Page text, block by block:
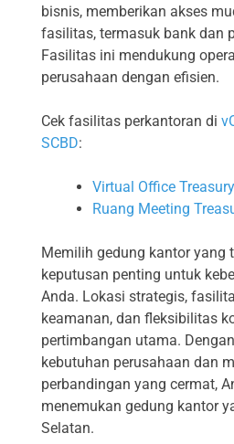
bisnis, memberikan akses
fasilitas, termasuk bank dan
Fasilitas ini mendukung
perusahaan dengan efisien.
Cek fasilitas perkantoran di
SCBD:
Virtual Office
Ruang Meeting
Memilih gedung kantor yang
keputusan penting untuk
Anda. Lokasi strategis,
keamanan, dan fleksibilitas
pertimbangan utama.
kebutuhan perusahaan dan
perbandingan yang cermat,
menemukan gedung kantor
Selatan.